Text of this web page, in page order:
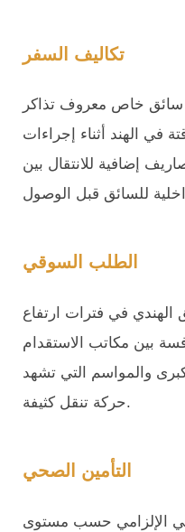
تكاليف السفر
سائق خاص معروف تذاكر
في الهند أثناء إجراءات
إضافية للانتقال بين
الطلب السوقي
الهندي في فترات ارتفاع
بين مكاتب الاستقدام
والمواسم التي تشهد
حركة تنقل كثيفة.
التأمين الصحي
الإلزامي حسب مستوى